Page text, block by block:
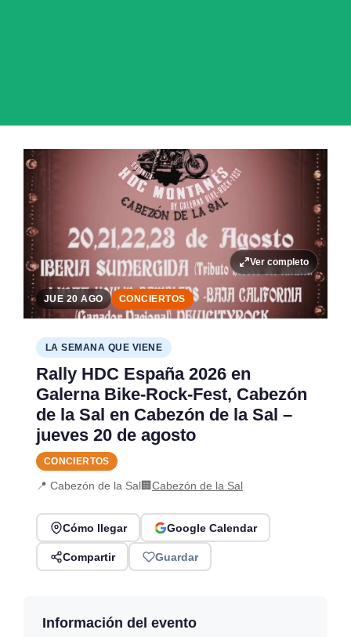
Ver completo
JUE 20 AGO CONCIERTOS
LA SEMANA QUE VIENE
Rally HDC España 2026 en
Galerna Bike-Rock-Fest, Cabezón
de la Sal en Cabezón de la Sal –
jueves 20 de agosto
CONCIERTOS
📍 Cabezón de la Sal🏢Cabezón de la Sal
Cómo llegar Google Calendar
Compartir Guardar
Información del evento